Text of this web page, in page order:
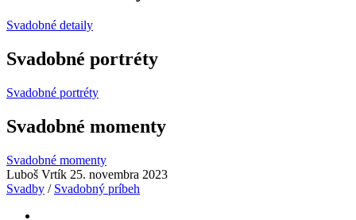
Svadobné detaily
Svadobné portréty
Svadobné portréty
Svadobné momenty
Svadobné momenty
Luboš Vrtík 25. novembra 2023
Svadby / Svadobný príbeh